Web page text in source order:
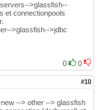
>glassfish--
et connectionpools
>glassfish-->jdbc
0
0
#10
--> other --> glassfish